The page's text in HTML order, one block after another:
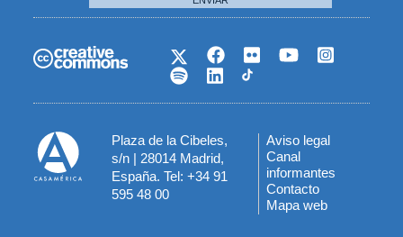
Plaza de la Cibeles,
s/n | 28014 Madrid,
España. Tel: +34 91
595 48 00
Menú
del
pie
Aviso legal
Canal
informantes
Contacto
Mapa web